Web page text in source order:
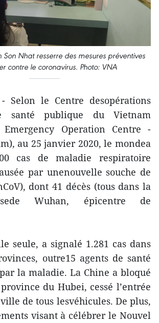
Son Nhat resserre des mesures préventives
contre le coronavirus. Photo: VNA
Selon le Centre desopérations
santé publique du Vietnam
Emergency Operation Centre -
au 25 janvier 2020, le mondea
cas de maladie respiratoire
par unenouvelle souche de
dont 41 décès (tous dans la
Wuhan, épicentre de
seule, a signalé 1.281 cas dans
outre15 agents de santé
la maladie. La Chine a bloqué
du Hubei, cessé l’entrée
de tous lesvéhicules. De plus,
visant à célébrer le Nouvel